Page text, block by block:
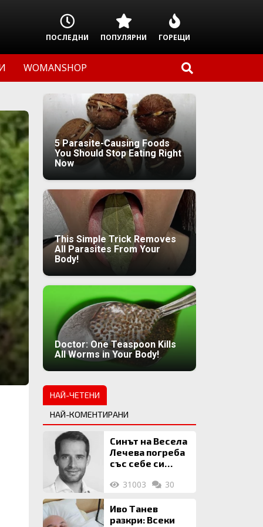
ПОСЛЕДНИ ПОПУЛЯРНИ ГОРЕЩИ
WOMANSHOP
5 Parasite-Causing Foods
You Should Stop Eating Right
Now
This Simple Trick Removes
All Parasites From Your
Body!
Doctor: One Teaspoon Kills
All Worms in Your Body!
НАЙ-ЧЕТЕНИ
НАЙ-КОМЕНТИРАНИ
Синът на Весела
Лечева погреба
със себе си
млн. евро
31003 30
Иво Танев
разкри: Всеки